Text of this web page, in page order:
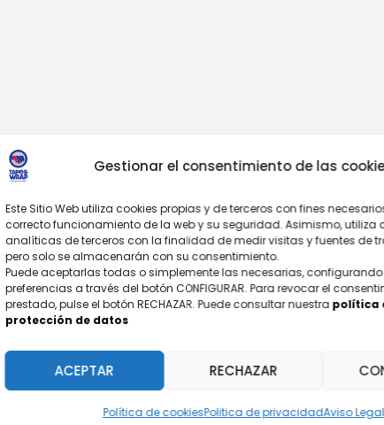
Gestionar el consentimiento de las
Este Sitio Web utiliza cookies propias y de terceros con fines
correcto funcionamiento de la web y su seguridad. Asimismo, utiliza
analíticas de terceros con la finalidad de medir visitas y fuentes de
pero solo se almacenarán con su consentimiento.
Puede aceptarlas todas o simplemente las necesarias,
preferencias a través del botón CONFIGURAR. Para revocar el
prestado, pulse el botón RECHAZAR. Puede consultar nuestra política
protección de datos
ACEPTAR RECHAZAR
Política de cookiesPolitica de privacidadAviso Legal